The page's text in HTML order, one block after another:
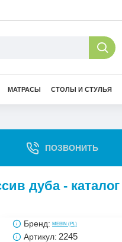
МАТРАСЫ СТОЛЫ И СТУЛЬЯ
ПОЗВОНИТЬ
дуба -
Бренд: MEBIN (PL)
Артикул: 2245